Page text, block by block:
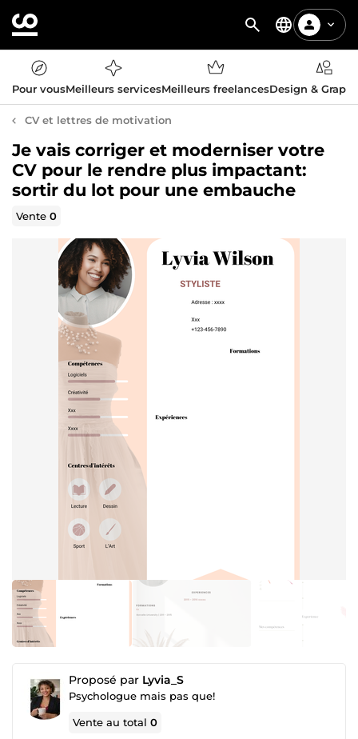
Pour vousMeilleurs servicesMeilleurs freelancesDesign &
CV et lettres de motivation
Je vais corriger et moderniser votre
CV pour le rendre plus impactant:
sortir du lot pour une embauche
Vente0
Proposé par Lyvia_S
Psychologue mais pas que!
Vente au total0